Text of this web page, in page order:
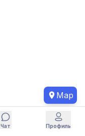
Map
Чат Профиль